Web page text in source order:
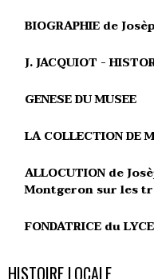
BIOGRAPHIE de
J. JACQUIOT -
GENESE DU MUSEE
LA COLLECTION DE
ALLOCUTION de
Montgeron sur les
FONDATRICE du
HISTOIRE LOCALE